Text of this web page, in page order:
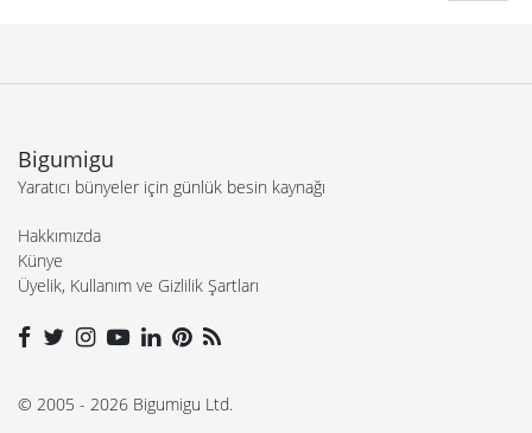
Bigumigu
Yaratıcı bünyeler için günlük besin kaynağı
Hakkımızda
Künye
Üyelik, Kullanım ve Gizlilik Şartları
© 2005 - 2026 Bigumigu Ltd.